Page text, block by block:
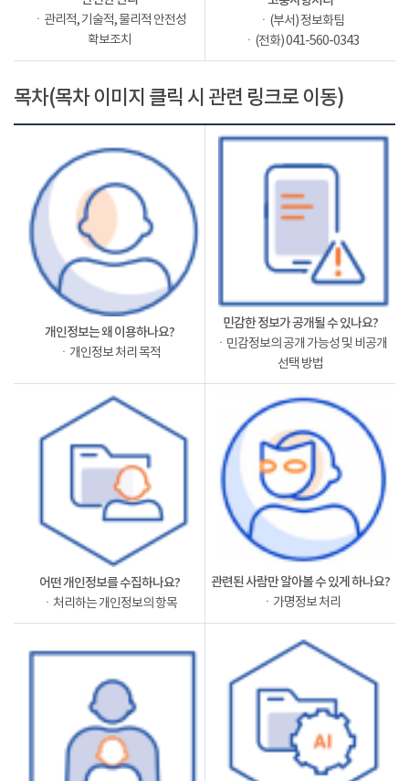
ㆍ관리적, 기술적, 물리적 안전성
확보조치
ㆍ(부서) 정보화팀
ㆍ(전화) 041-560-0343
목차(목차 이미지 클릭 시 관련 링크로 이동)
개인정보는 왜 이용하나요?
ㆍ개인정보 처리 목적
민감한 정보가 공개될 수 있나요?
ㆍ민감정보의 공개 가능성 및 비공개
선택 방법
어떤 개인정보를 수집하나요?
ㆍ처리하는 개인정보의 항목
관련된 사람만 알아볼 수 있게 하나요?
ㆍ가명정보 처리